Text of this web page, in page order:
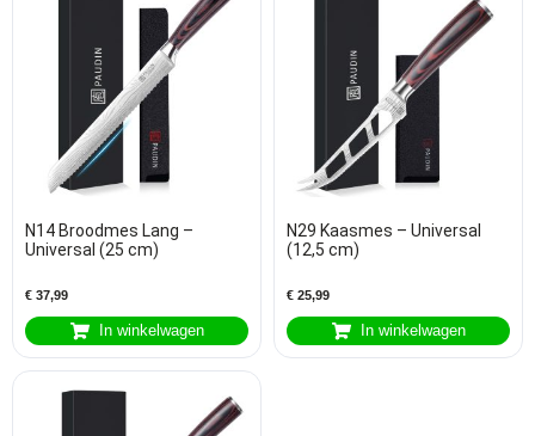
N14 Broodmes Lang –
Universal (25 cm)
€ 37,99
In winkelwagen
N29 Kaasmes – Universal
(12,5 cm)
€ 25,99
In winkelwagen